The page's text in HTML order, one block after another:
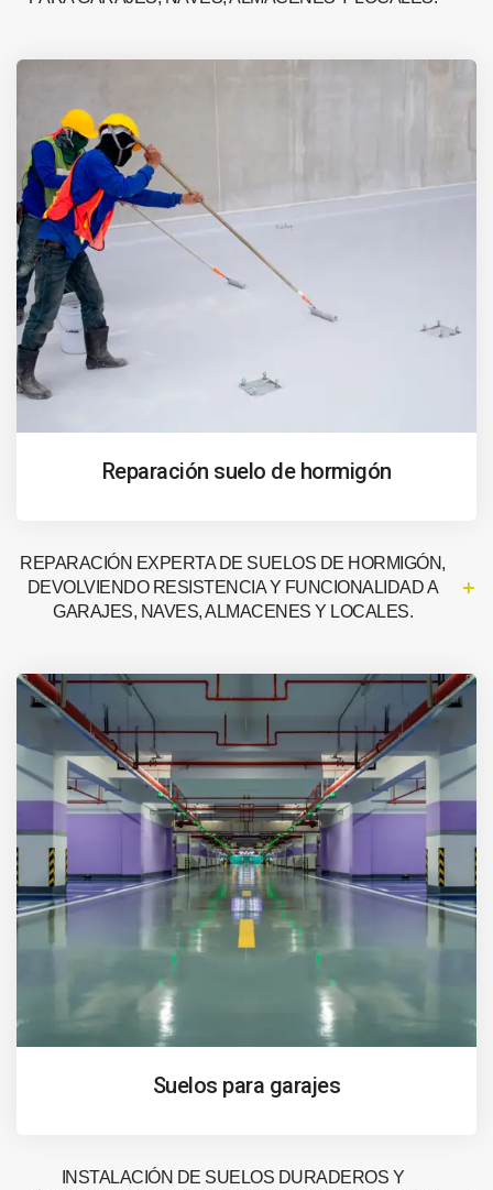
Reparación suelo de hormigón
REPARACIÓN EXPERTA DE SUELOS DE HORMIGÓN,
DEVOLVIENDO RESISTENCIA Y FUNCIONALIDAD A
GARAJES, NAVES, ALMACENES Y LOCALES.
Suelos para garajes
INSTALACIÓN DE SUELOS DURADEROS Y